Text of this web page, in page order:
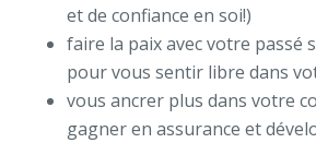
et de confiance en soi!)
faire la paix avec votre passé
pour vous sentir libre dans
vous ancrer plus dans votre
gagner en assurance et